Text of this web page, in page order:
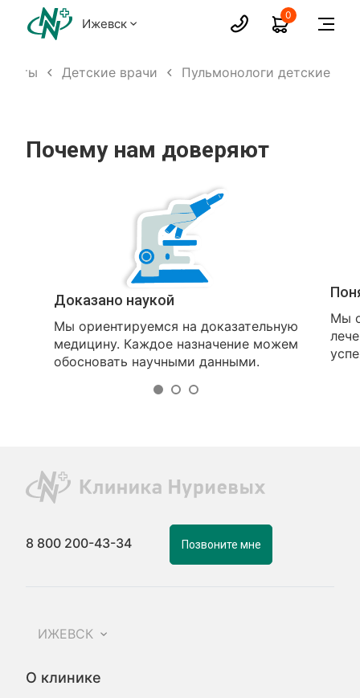
Ижевск
0
Детские врачи Пульмонологи детские
Почему нам доверяют
Доказано наукой
Мы ориентируемся на доказательную
медицину. Каждое назначение можем
обосновать научными данными.
Мы
8 800 200-43-34 Позвоните мне
ИЖЕВСК
О клинике